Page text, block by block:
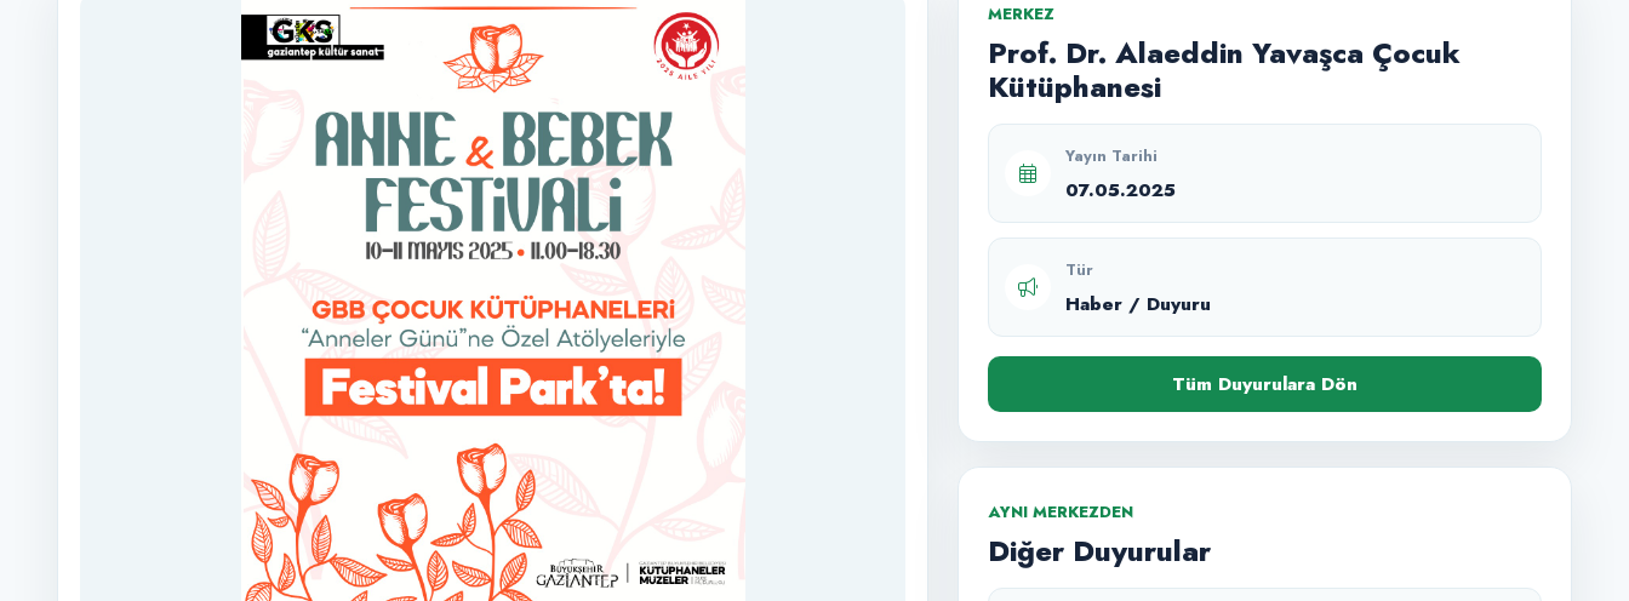
MERKEZ
Prof. Dr. Alaeddin Yavaşca Çocuk
Kütüphanesi
Yayın Tarihi
07.05.2025
Tür
Haber / Duyuru
Tüm Duyurulara Dön
AYNI MERKEZDEN
Diğer Duyurular